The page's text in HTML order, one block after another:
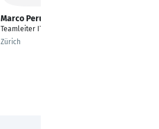
Marco Peruzzini
Teamleiter IT
Zürich